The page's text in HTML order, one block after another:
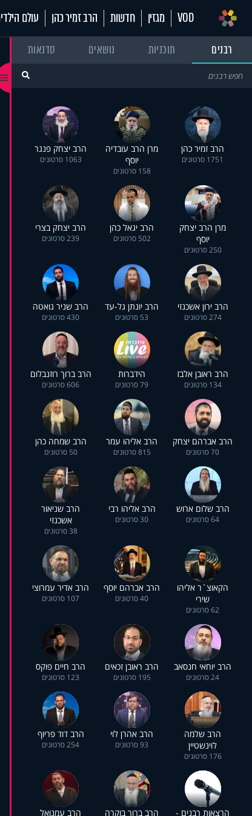
VOD מגזין חדשות הרב זמיר כהן עולם
רבנים
תוכניות נושאים סדנאות
הרב זמיר כהן
1751 סרטונים
מרן הרב עובדיה
יוסף
158 סרטונים
הרב יצחק פנגר
1063 סרטונים
מרן הרב יצחק
יוסף
250 סרטונים
הרב יגאל כהן
502 סרטונים
הרב יצחק בצרי
239 סרטונים
הרב ירון אשכנזי
274 סרטונים
הרב יונתן גל-עד
53 סרטונים
הרב שניר גואטה
430 סרטונים
הרב ראובן אלבז
134 סרטונים
הידברות
79 סרטונים
הרב ברוך רוזנבלום
606 סרטונים
הרב אברהם יצחק
70 סרטונים
הרב אליהו עמר
815 סרטונים
הרב שמחה כהן
50 סרטונים
הרב שלום ארוש
64 סרטונים
הרב אליהו רבי
30 סרטונים
הרב שניאור
אשכנזי
38 סרטונים
הקאוצ`ר אליהו
שירי
62 סרטונים
הרב אברהם יוסף
40 סרטונים
הרב אדיר עמרוצי
107 סרטונים
הרב יוחאי חנסאב
24 סרטונים
הרב ראובן זכאים
195 סרטונים
הרב חיים פוקס
123 סרטונים
הרב שלמה
לוינשטיין
176 סרטונים
הרב אהרן לוי
93 סרטונים
הרב דוד פריוף
254 סרטונים
הרצאות רבנים - הרב ברוך בוקרה הרב עמנואל